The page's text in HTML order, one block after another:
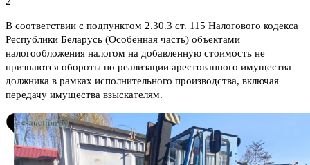
В соответствии с подпунктом 2.30.3 ст. 115 Налогового кодекса
Республики Беларусь (Особенная часть) объектами
налогообложения налогом на добавленную стоимость не
признаются обороты по реализации арестованного имущества
должника в рамках исполнительного производства, включая
передачу имущества взыскателям.